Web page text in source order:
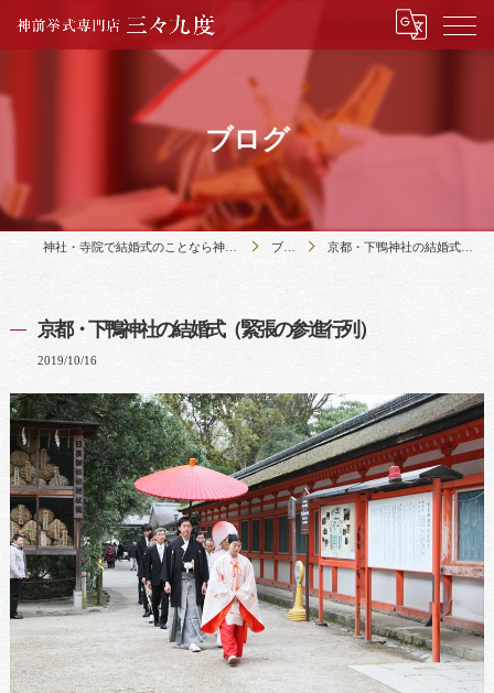
ブログ
神社・寺院で結婚式のことなら神前挙式専門店三々九度 ブログ 京都・下鴨神社の結婚式（緊張の参進行列）
京都・下鴨神社の結婚式（緊張の参進行列）
2019/10/16